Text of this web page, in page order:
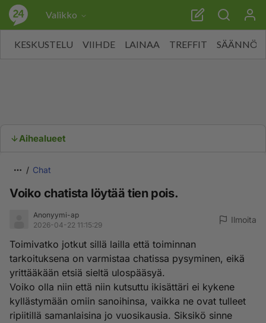
Valikko
KESKUSTELU VIIHDE LAINAA TREFFIT SÄÄNNÖT
Aihealueet
Chat
Voiko chatista löytää tien pois.
Anonyymi-ap
2026-04-22 11:15:29
Ilmoita
Toimivatko jotkut sillä lailla että toiminnan
tarkoituksena on varmistaa chatissa pysyminen, eikä
yrittääkään etsiä sieltä ulospääsyä.
Voiko olla niin että niin kutsuttu ikisättäri ei kykene
kyllästymään omiin sanoihinsa, vaikka ne ovat tulleet
ripiitillä samanlaisina jo vuosikausia. Siksikö sinne